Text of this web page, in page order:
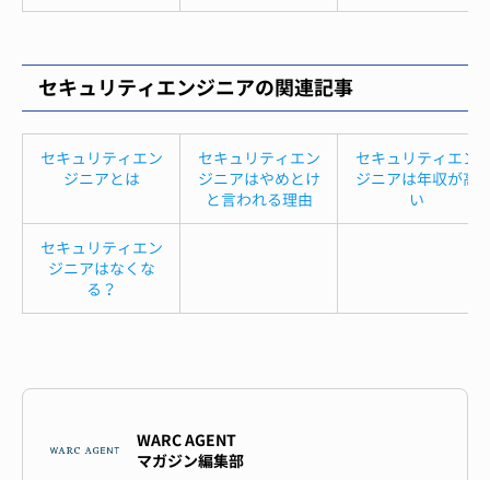
セキュリティエンジニアの関連記事
セキュリティエン
ジニアとは
セキュリティエン
ジニアはやめとけ
と言われる理由
セキュリティエン
ジニアは年収が高
い
セキュリティエン
ジニアはなくな
る？
WARC AGENT
マガジン編集部